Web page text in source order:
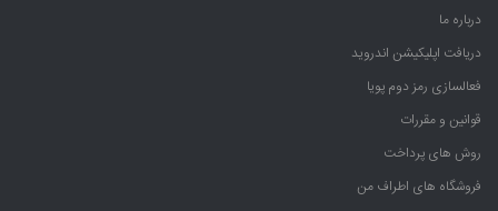
درباره ما
دریافت اپلیکیشن اندروید
فعالسازی رمز دوم پویا
قوانین و مقررات
روش های پرداخت
فروشگاه های اطراف من